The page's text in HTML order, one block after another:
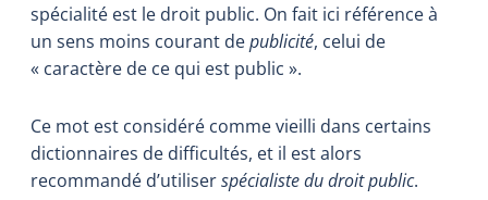
spécialité est le droit public. On fait ici référence à
un sens moins courant depublicité, celui de
« caractère de ce qui est public ».
Ce mot est considéré comme vieilli dans certains
dictionnaires de difficultés, et il est alors
recommandé d’utiliserspécialiste du droit public.